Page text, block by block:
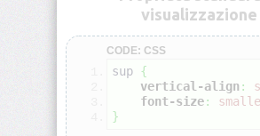
<br>
<button>
<caption>
visualizzazione
CODE: CSS
sup {
vertical-align :
font-size:
}